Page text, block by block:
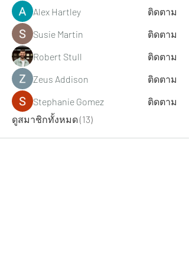
Alex Hartley
ติดตาม
Susie Martin
ติดตาม
Robert Stull
ติดตาม
Zeus Addison
ติดตาม
Stephanie Gomez
ติดตาม
ดูสมาชิกทั้งหมด (13)